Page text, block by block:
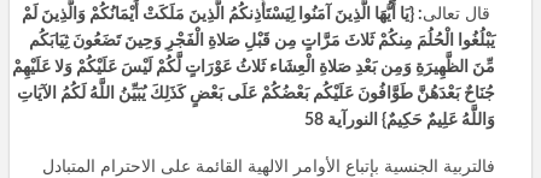
قال تعالى:
{يَا أَيُّهَا الَّذِينَ آمَنُوا لِيَسْتَأْذِنكُمُ الَّذِينَ مَلَكَتْ أَيْمَانُكُمْ وَالَّذِينَ لَمْ
يَبْلُغُوا الْحُلُمَ مِنكُمْ ثَلاثَ مَرَّاتٍ مِن قَبْلِ صَلاةِ الْفَجْرِ وَحِينَ تَضَعُونَ ثِيَابَكُم
مِّنَ الظَّهِيرَةِ وَمِن بَعْدِ صَلاةِ الْعِشَاء ثَلاثُ عَوْرَاتٍ لَّكُمْ لَيْسَ عَلَيْكُمْ وَلا عَلَيْهِمْ
جُنَاحٌ بَعْدَهُنَّ طَوَّافُونَ عَلَيْكُم بَعْضُكُمْ عَلَى بَعْضٍ كَذَلِكَ يُبَيِّنُ اللَّهُ لَكُمُ الآيَاتِ
وَاللَّهُ عَلِيمٌ حَكِيمٌ} النورآية 58
فالتربية الجنسية بإتباع الأوامر الالهية القائمة على الاحترام المتبادل